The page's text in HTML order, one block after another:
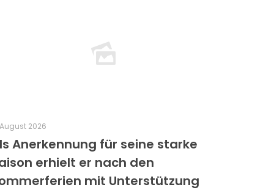
2026
Anerkennung für seine starke
erhielt er nach den
mit Unterstützung